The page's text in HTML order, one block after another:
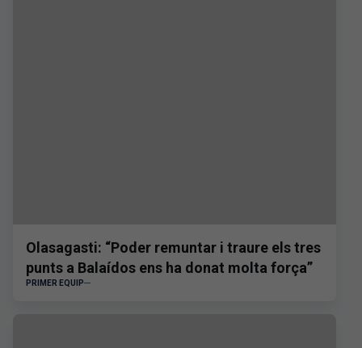
Olasagasti: “Poder remuntar i traure els tres
punts a Balaídos ens ha donat molta força”
PRIMER EQUIP